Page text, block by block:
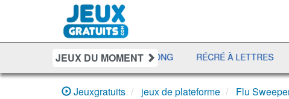
JEUX DU MOMENT
DÉFI MAHJONG RÉCRÉ À LETTRES
Jeuxgratuits jeux de plateforme Flu